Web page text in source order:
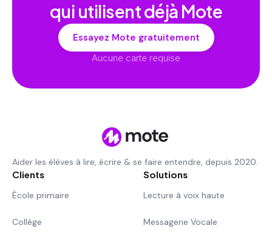
qui utilisent déjà Mote
Essayez Mote gratuitement
Aucune carte requise
Aider les élèves à lire, écrire & se faire entendre, depuis 2020.
Clients
École primaire
Collège
Solutions
Lecture à voix haute
Messagerie Vocale